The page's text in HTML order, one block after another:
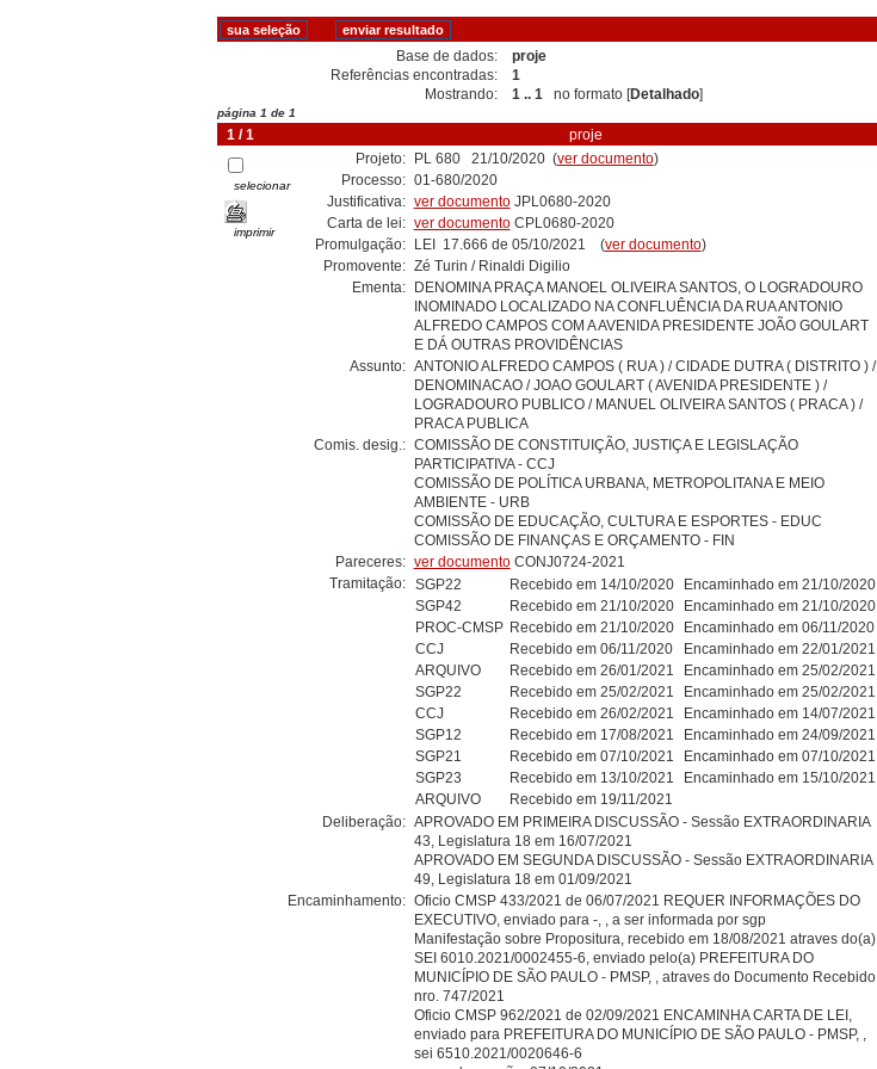
Base de dados:
proje
Referências encontradas:
1
Mostrando:
1 .. 1 no formato [Detalhado]
página 1 de 1
1 / 1 proje
selecionar
imprimir
Projeto: PL 680 21/10/2020 (ver documento)
Processo: 01-680/2020
Justificativa: ver documentoJPL0680-2020
Carta de lei: ver documentoCPL0680-2020
Promulgação:
LEI 17.666 de 05/10/2021 (ver documento)
Promovente: Zé Turin / Rinaldi Digilio
Ementa:
DENOMINA PRAÇA MANOEL OLIVEIRA SANTOS, O LOGRADOURO
INOMINADO LOCALIZADO NA CONFLUÊNCIA DA RUA ANTONIO
ALFREDO CAMPOS COM A AVENIDA PRESIDENTE JOÃO GOULART
E DÁ OUTRAS PROVIDÊNCIAS
Assunto: ANTONIO ALFREDO CAMPOS ( RUA ) / CIDADE DUTRA ( DISTRITO ) /
DENOMINACAO / JOAO GOULART ( AVENIDA PRESIDENTE ) /
LOGRADOURO PUBLICO / MANUEL OLIVEIRA SANTOS ( PRACA ) /
PRACA PUBLICA
Comis. desig.: COMISSÃO DE CONSTITUIÇÃO, JUSTIÇA E LEGISLAÇÃO
PARTICIPATIVA - CCJ
COMISSÃO DE POLÍTICA URBANA, METROPOLITANA E MEIO
AMBIENTE - URB
COMISSÃO DE EDUCAÇÃO, CULTURA E ESPORTES - EDUC
COMISSÃO DE FINANÇAS E ORÇAMENTO - FIN
Pareceres: ver documentoCONJ0724-2021
Tramitação:
SGP22 Recebido em 14/10/2020
Encaminhado em 21/10/2020
SGP42
Recebido em 21/10/2020
Encaminhado em 21/10/2020
PROC-CMSP Recebido em 21/10/2020
Encaminhado em 06/11/2020
CCJ
Recebido em 06/11/2020
Encaminhado em 22/01/2021
ARQUIVO
Recebido em 26/01/2021
Encaminhado em 25/02/2021
SGP22
Recebido em 25/02/2021
Encaminhado em 25/02/2021
CCJ
Recebido em 26/02/2021
Encaminhado em 14/07/2021
SGP12
Recebido em 17/08/2021
Encaminhado em 24/09/2021
SGP21
Recebido em 07/10/2021
Encaminhado em 07/10/2021
SGP23
Recebido em 13/10/2021
Encaminhado em 15/10/2021
ARQUIVO
Recebido em 19/11/2021
Deliberação: APROVADO EM PRIMEIRA DISCUSSÃO - Sessão EXTRAORDINARIA
43, Legislatura 18 em 16/07/2021
APROVADO EM SEGUNDA DISCUSSÃO - Sessão EXTRAORDINARIA
49, Legislatura 18 em 01/09/2021
Encaminhamento: Oficio CMSP 433/2021 de 06/07/2021 REQUER INFORMAÇÕES DO
EXECUTIVO, enviado para -, , a ser informada por sgp
Manifestação sobre Propositura, recebido em 18/08/2021 atraves do(a)
SEI 6010.2021/0002455-6, enviado pelo(a) PREFEITURA DO
MUNICÍPIO DE SÃO PAULO - PMSP, , atraves do Documento Recebido
nro. 747/2021
Oficio CMSP 962/2021 de 02/09/2021 ENCAMINHA CARTA DE LEI,
enviado para PREFEITURA DO MUNICÍPIO DE SÃO PAULO - PMSP, ,
sei 6510.2021/0020646-6